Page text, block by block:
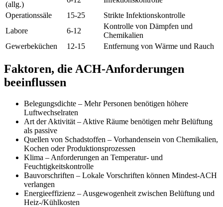
(allg.)
Operationssäle
15-25
Strikte Infektionskontrolle
Labore
6-12
Kontrolle von Dämpfen und
Chemikalien
Gewerbeküchen
12-15 Entfernung von Wärme und Rauch
Faktoren, die ACH-Anforderungen
beeinflussen
Belegungsdichte – Mehr Personen benötigen höhere
Luftwechselraten
Art der Aktivität – Aktive Räume benötigen mehr Belüftung
als passive
Quellen von Schadstoffen – Vorhandensein von Chemikalien,
Kochen oder Produktionsprozessen
Klima – Anforderungen an Temperatur- und
Feuchtigkeitskontrolle
Bauvorschriften – Lokale Vorschriften können Mindest-ACH
verlangen
Energieeffizienz – Ausgewogenheit zwischen Belüftung und
Heiz-/Kühlkosten